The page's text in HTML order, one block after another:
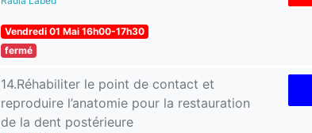
Vendredi 01 Mai 16h00-17h30
fermé
14.Réhabiliter le point de contact et
reproduire l’anatomie pour la restauration
de la dent postérieure